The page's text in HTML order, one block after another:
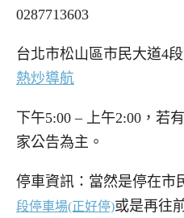
0287713603
台北市松山區市民大道4
熱炒導航
下午5:00 – 上午2:00，若
家公告為主。
停車資訊：當然是停在市
段停車場(正好停)或是再往